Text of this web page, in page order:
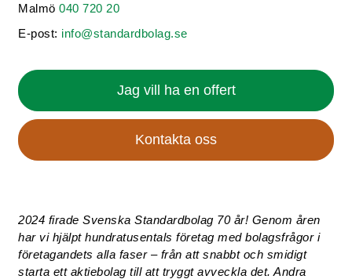
Malmö040 720 20
E-post: info@standardbolag.se
Jag vill ha en offert
Kontakta oss
2024 firade Svenska Standardbolag 70 år! Genom åren
har vi hjälpt hundratusentals företag med bolagsfrågor i
företagandets alla faser – från att snabbt och smidigt
starta ett aktiebolag till att tryggt avveckla det. Andra